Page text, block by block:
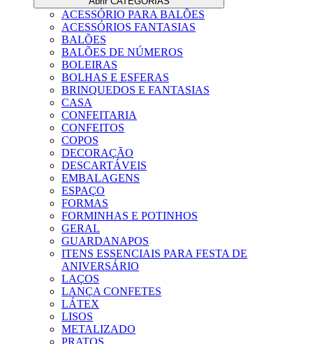
ACESSÓRIO PARA BALÕES
ACESSÓRIOS FANTASIAS
BALÕES
BALÕES DE NÚMEROS
BOLEIRAS
BOLHAS E ESFERAS
BRINQUEDOS E FANTASIAS
CASA
CONFEITARIA
CONFEITOS
COPOS
DECORAÇÃO
DESCARTÁVEIS
EMBALAGENS
ESPAÇO
FORMAS
FORMINHAS E POTINHOS
GERAL
GUARDANAPOS
ITENS ESSENCIAIS PARA FESTA DE
ANIVERSÁRIO
LAÇOS
LANÇA CONFETES
LÁTEX
LISOS
METALIZADO
PRATOS